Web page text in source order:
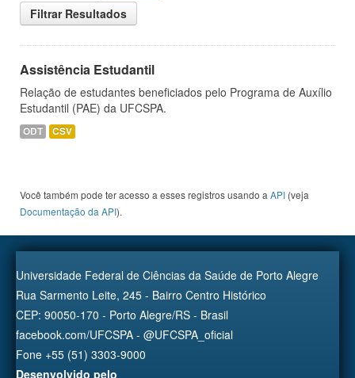
Filtrar Resultados
Assistência Estudantil
Relação de estudantes beneficiados pelo Programa de Auxílio
Estudantil (PAE) da UFCSPA.
ODT CSV
Você também pode ter acesso a esses registros usando a API (veja
Documentação da API).
Universidade Federal de Ciências da Saúde de Porto Alegre
Rua Sarmento Leite, 245 - Bairro Centro Histórico
CEP: 90050-170 - Porto Alegre/RS - Brasil
facebook.com/UFCSPA - @UFCSPA_oficial
Fone +55 (51) 3303-9000
Desenvolvido pelo